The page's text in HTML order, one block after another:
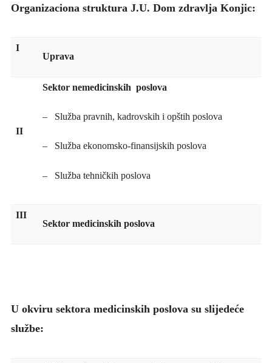
VIJESTI
KONKURSI
KONTAKT
Organizaciona struktura J.U. Dom zdravlja Konjic:
I
Uprava
II
Sektor nemedicinskih poslova
– Služba pravnih, kadrovskih i opštih poslova
– Služba ekonomsko-finansijskih poslova
– Služba tehničkih poslova
III
Sektor medicinskih poslova
U okviru sektora medicinskih poslova su slijedeće
službe: